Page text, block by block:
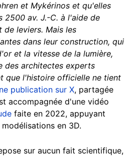
et Mykérinos et qu'elles
2500 av. J.-C. à l'aide de
de leviers. Mais les
dans leur construction, qui
et la vitesse de la lumière,
des architectes experts
que l'histoire officielle ne tient
publication sur X, partagée
accompagnée d'une vidéo
faite en 2022, appuyant
en 3D.
sur aucun fait scientifique,